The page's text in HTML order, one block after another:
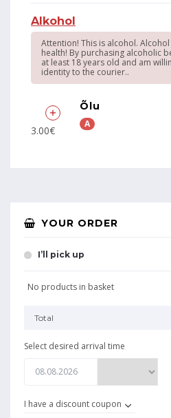
Alkohol
Attention! This is alcohol.
health! By purchasing alcoholic
at least 18 years old and am
identity to the courier..
3.00€
Õlu
A
YOUR ORDER
I’ll pick up
No products in basket
Total
Select desired arrival time
I have a discount coupon